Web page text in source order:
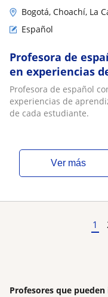
Bogotá, Choachí, La
Español
Profesora de
en experiencias
a las
Profesora de español
experiencias de
de cada estudiante.
ver más
1
Profesores que